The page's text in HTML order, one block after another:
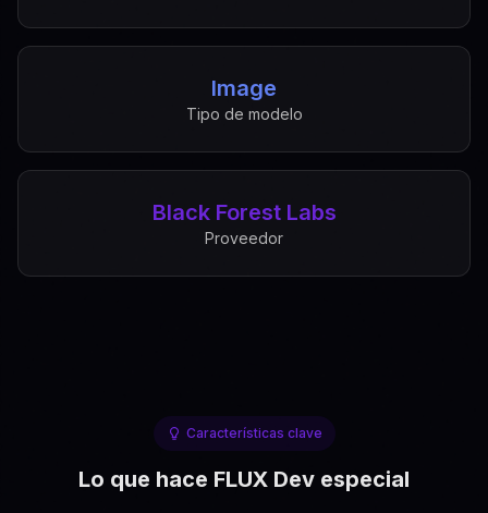
Image
Tipo de modelo
Black Forest Labs
Proveedor
Características clave
Lo que hace FLUX Dev especial